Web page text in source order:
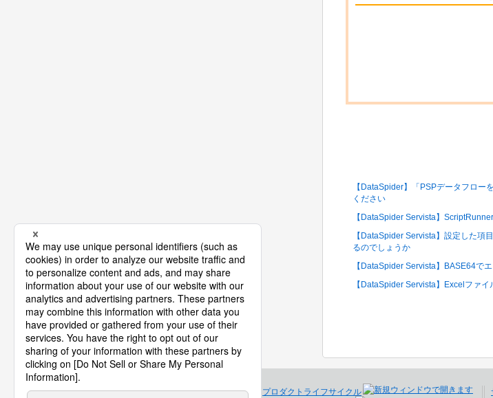
【DataSpider】「PSPデータフロー
ください
【DataSpider Servista】
【DataSpider Servista】設定した項
るのでしょうか
【DataSpider Servista】BASE64で
【DataSpider Servista】Excelファ
プロダクトライフサイクル